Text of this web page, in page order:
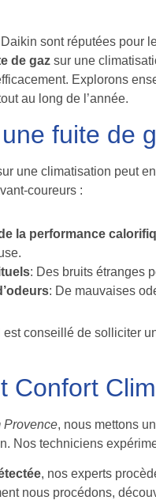
sont réputées pour
de gaz sur une
Explorons
au long de l’année.
fuite de
une climatisation peut
coureurs :
la performance
: Des bruits étranges
: De mauvaises
est conseillé de solliciter
Confort
Provence, nous mettons
Nos techniciens
, nos experts
nous procédons,